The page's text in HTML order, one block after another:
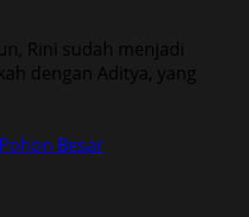
Rini sudah menjadi
dengan Aditya, yang
Besar